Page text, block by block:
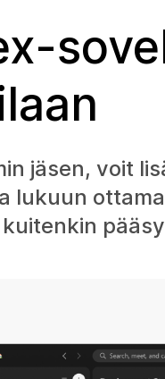
jäsen, voit
lukuun